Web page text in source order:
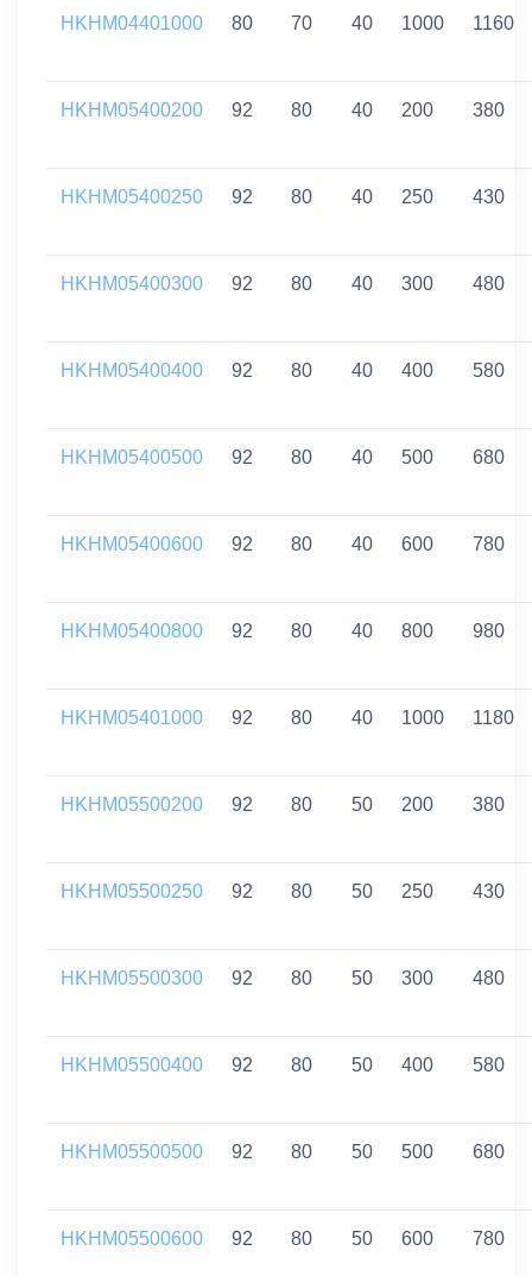
HKHM04401000 80 70 40 1000 1160
HKHM05400200 92 80 40 200 380
HKHM05400250 92 80 40 250 430
HKHM05400300 92 80 40 300 480
HKHM05400400 92 80 40 400 580
HKHM05400500 92 80 40 500 680
HKHM05400600 92 80 40 600 780
HKHM05400800 92 80 40 800 980
HKHM05401000 92 80 40 1000 1180
HKHM05500200 92 80 50 200 380
HKHM05500250 92 80 50 250 430
HKHM05500300 92 80 50 300 480
HKHM05500400 92 80 50 400 580
HKHM05500500 92 80 50 500 680
HKHM05500600 92 80 50 600 780